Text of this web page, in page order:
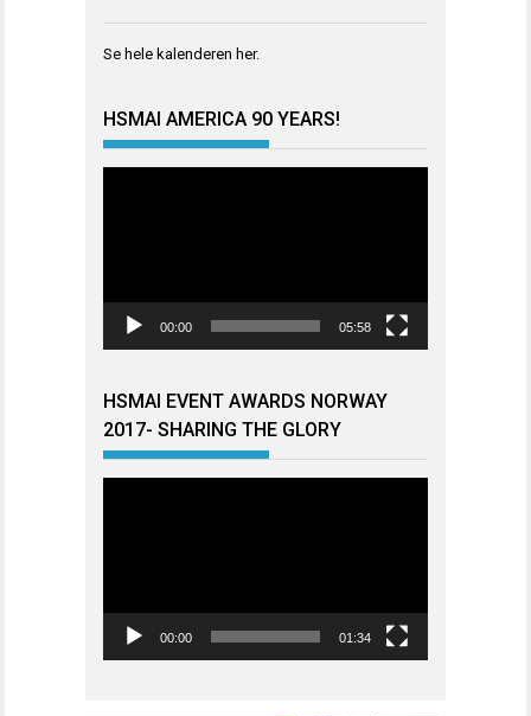
Se hele kalenderen her.
HSMAI AMERICA 90 YEARS!
00:00 05:58
HSMAI EVENT AWARDS NORWAY
2017- SHARING THE GLORY
00:00 01:34